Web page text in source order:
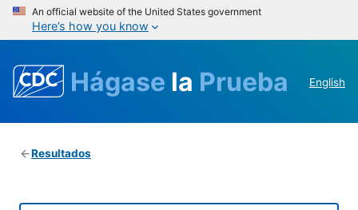
An official website of the United States government
Here’s how you know
Hágase la Prueba English
Resultados